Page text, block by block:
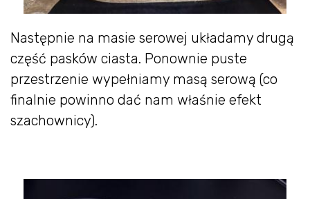
Następnie na masie serowej układamy drugą
część pasków ciasta. Ponownie puste
przestrzenie wypełniamy masą serową (co
finalnie powinno dać nam właśnie efekt
szachownicy).